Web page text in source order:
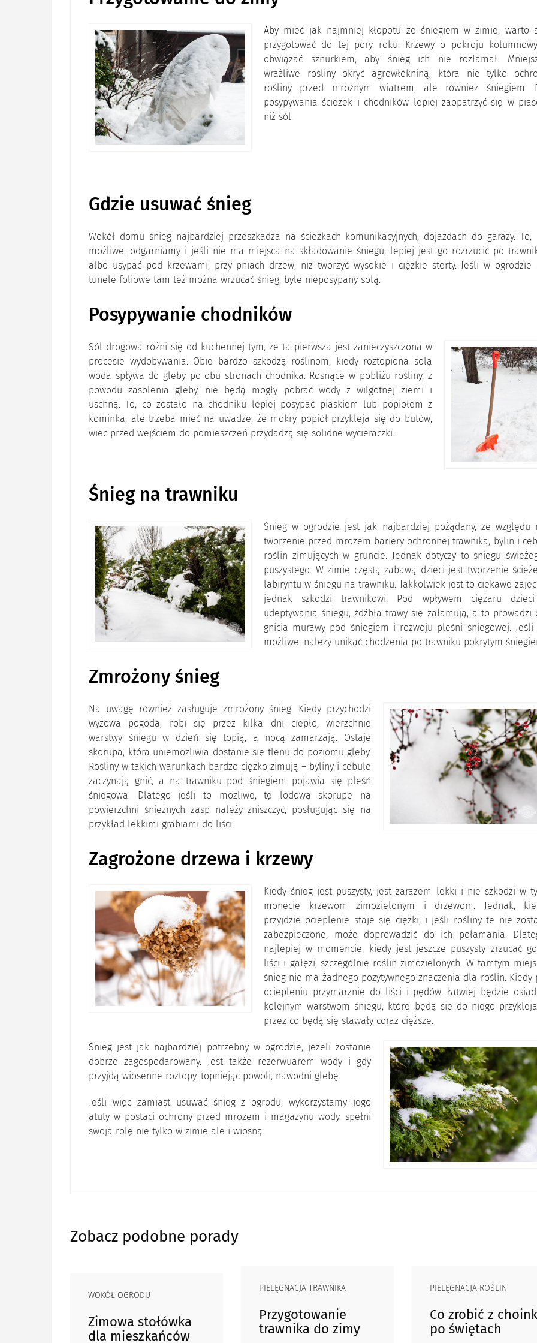
Aby mieć jak najmniej kłopotu ze śniegiem w zimie, warto
przygotować do tej pory roku. Krzewy o pokroju
obwiązać sznurkiem, aby śnieg ich nie rozłamał.
wrażliwe rośliny okryć agrowłókniną, która nie tylko
rośliny przed mroźnym wiatrem, ale również śniegiem.
posypywania ścieżek i chodników lepiej zaopatrzyć się w
niż sól.
Gdzie usuwać śnieg
Wokół domu śnieg najbardziej przeszkadza na ścieżkach komunikacyjnych, dojazdach do garaży. To,
możliwe, odgarniamy i jeśli nie ma miejsca na składowanie śniegu, lepiej jest go rozrzucić po
albo usypać pod krzewami, przy pniach drzew, niż tworzyć wysokie i ciężkie sterty. Jeśli w ogrodzie
tunele foliowe tam też można wrzucać śnieg, byle nieposypany solą.
Posypywanie chodników
Sól drogowa różni się od kuchennej tym, że ta pierwsza jest zanieczyszczona w
procesie wydobywania. Obie bardzo szkodzą roślinom, kiedy roztopiona solą
woda spływa do gleby po obu stronach chodnika. Rosnące w pobliżu rośliny, z
powodu zasolenia gleby, nie będą mogły pobrać wody z wilgotnej ziemi i
uschną. To, co zostało na chodniku lepiej posypać piaskiem lub popiołem z
kominka, ale trzeba mieć na uwadze, że mokry popiół przykleja się do butów,
wiec przed wejściem do pomieszczeń przydadzą się solidne wycieraczki.
Śnieg na trawniku
Śnieg w ogrodzie jest jak najbardziej pożądany, ze względu
tworzenie przed mrozem bariery ochronnej trawnika, bylin i
roślin zimujących w gruncie. Jednak dotyczy to śniegu
puszystego. W zimie częstą zabawą dzieci jest tworzenie
labiryntu w śniegu na trawniku. Jakkolwiek jest to ciekawe
jednak szkodzi trawnikowi. Pod wpływem ciężaru
udeptywania śniegu, źdźbła trawy się załamują, a to prowadzi
gnicia murawy pod śniegiem i rozwoju pleśni śniegowej. Jeśli
możliwe, należy unikać chodzenia po trawniku pokrytym
Zmrożony śnieg
Na uwagę również zasługuje zmrożony śnieg. Kiedy przychodzi
wyżowa pogoda, robi się przez kilka dni ciepło, wierzchnie
warstwy śniegu w dzień się topią, a nocą zamarzają. Ostaje
skorupa, która uniemożliwia dostanie się tlenu do poziomu gleby.
Rośliny w takich warunkach bardzo ciężko zimują – byliny i cebule
zaczynają gnić, a na trawniku pod śniegiem pojawia się pleśń
śniegowa. Dlatego jeśli to możliwe, tę lodową skorupę na
powierzchni śnieżnych zasp należy zniszczyć, posługując się na
przykład lekkimi grabiami do liści.
Zagrożone drzewa i krzewy
Kiedy śnieg jest puszysty, jest zarazem lekki i nie szkodzi w
monecie krzewom zimozielonym i drzewom. Jednak,
przyjdzie ocieplenie staje się ciężki, i jeśli rośliny te nie
zabezpieczone, może doprowadzić do ich połamania.
najlepiej w momencie, kiedy jest jeszcze puszysty zrzucać
liści i gałęzi, szczególnie roślin zimozielonych. W tamtym
śnieg nie ma żadnego pozytywnego znaczenia dla roślin. Kiedy
ociepleniu przymarznie do liści i pędów, łatwiej będzie
kolejnym warstwom śniegu, które będą się do niego
przez co będą się stawały coraz cięższe.
Śnieg jest jak najbardziej potrzebny w ogrodzie, jeżeli zostanie
dobrze zagospodarowany. Jest także rezerwuarem wody i gdy
przyjdą wiosenne roztopy, topniejąc powoli, nawodni glebę.
Jeśli więc zamiast usuwać śnieg z ogrodu, wykorzystamy jego
atuty w postaci ochrony przed mrozem i magazynu wody, spełni
swoja rolę nie tylko w zimie ale i wiosną.
Zobacz podobne porady
WOKÓŁ OGRODU
Zimowa stołówka
dla mieszkańców
PIELĘGNACJA TRAWNIKA
Przygotowanie
trawnika do zimy
PIELĘGNACJA ROŚLIN
Co zrobić z
po świętach